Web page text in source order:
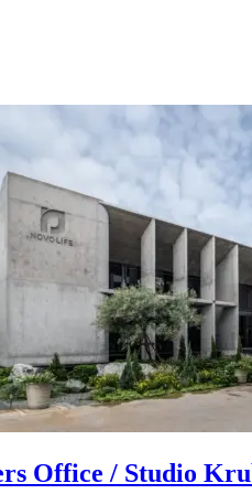
Office / Studio